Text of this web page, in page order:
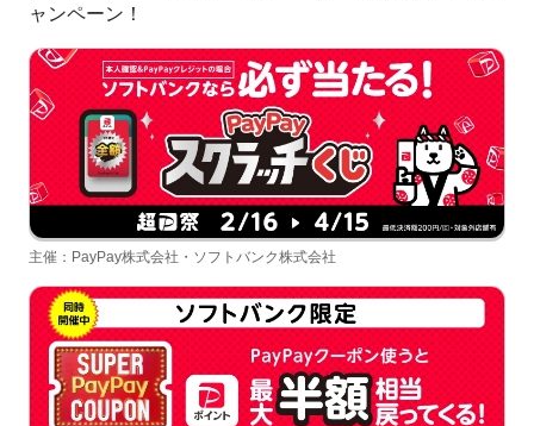
ャンペーン！
主催：PayPay株式会社・ソフトバンク株式会社